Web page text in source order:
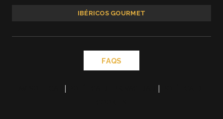
IBÉRICOS GOURMET
FAQS
| |